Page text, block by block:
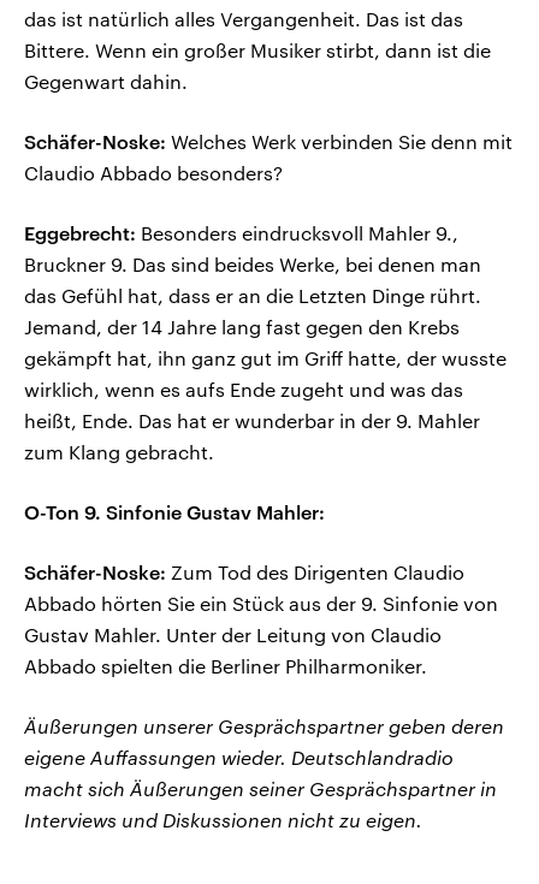
das ist natürlich alles Vergangenheit. Das ist das
Bittere. Wenn ein großer Musiker stirbt, dann ist die
Gegenwart dahin.
Schäfer-Noske: Welches Werk verbinden Sie denn mit
Claudio Abbado besonders?
Eggebrecht: Besonders eindrucksvoll Mahler 9.,
Bruckner 9. Das sind beides Werke, bei denen man
das Gefühl hat, dass er an die Letzten Dinge rührt.
Jemand, der 14 Jahre lang fast gegen den Krebs
gekämpft hat, ihn ganz gut im Griff hatte, der wusste
wirklich, wenn es aufs Ende zugeht und was das
heißt, Ende. Das hat er wunderbar in der 9. Mahler
zum Klang gebracht.
O-Ton 9. Sinfonie Gustav Mahler:
Schäfer-Noske: Zum Tod des Dirigenten Claudio
Abbado hörten Sie ein Stück aus der 9. Sinfonie von
Gustav Mahler. Unter der Leitung von Claudio
Abbado spielten die Berliner Philharmoniker.
Äußerungen unserer Gesprächspartner geben deren
eigene Auffassungen wieder. Deutschlandradio
macht sich Äußerungen seiner Gesprächspartner in
Interviews und Diskussionen nicht zu eigen.